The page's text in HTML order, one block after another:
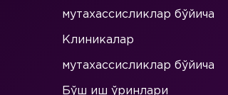
мутахассисликлар бўйича
Клиникалар
мутахассисликлар бўйича
Бўш иш ўринлари